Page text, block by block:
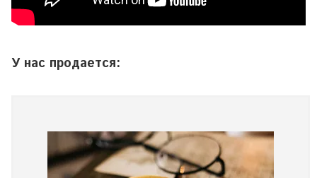
У нас продается: